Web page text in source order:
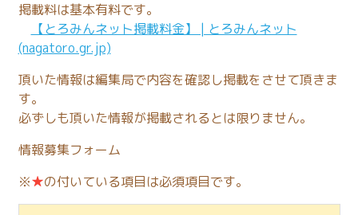
掲載料は基本有料です。
【とろみんネット掲載料金】 | とろみんネット
(nagatoro.gr.jp)
頂いた情報は編集局で内容を確認し掲載をさせて頂きま
す。
必ずしも頂いた情報が掲載されるとは限りません。
情報募集フォーム
※★の付いている項目は必須項目です。